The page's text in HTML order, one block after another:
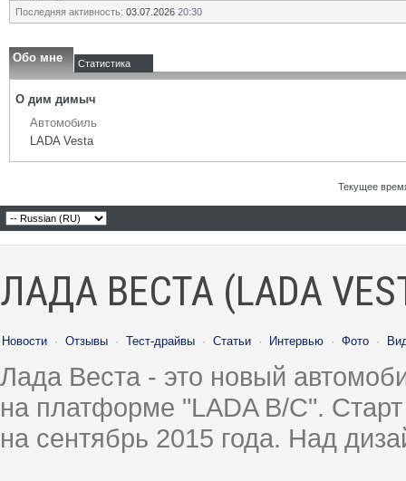
Последняя активность: 03.07.2026 20:30
Обо мне Статистика
О дим димыч
Автомобиль
LADA Vesta
Текущее
ЛАДА ВЕСТА (LADA
Новости · Отзывы · Тест-драйвы · Статьи · Интервью · Фото ·
Лада Веста - это новый
на платформе "LADA B/C".
на сентябрь 2015 года. Над